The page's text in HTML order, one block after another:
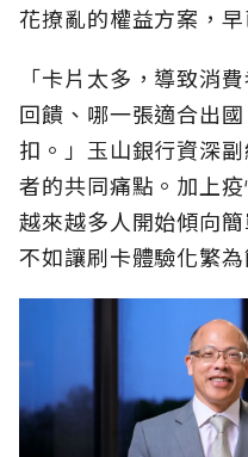
花撩亂的權益方案，
「卡片太多，導致消
回饋、哪一張適合出
扣。」玉山銀行資深
者的共同痛點。加上
越來越多人開始傾向
不如讓刷卡體驗化繁為